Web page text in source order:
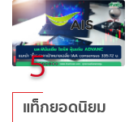
5
แท็กยอดนิยม